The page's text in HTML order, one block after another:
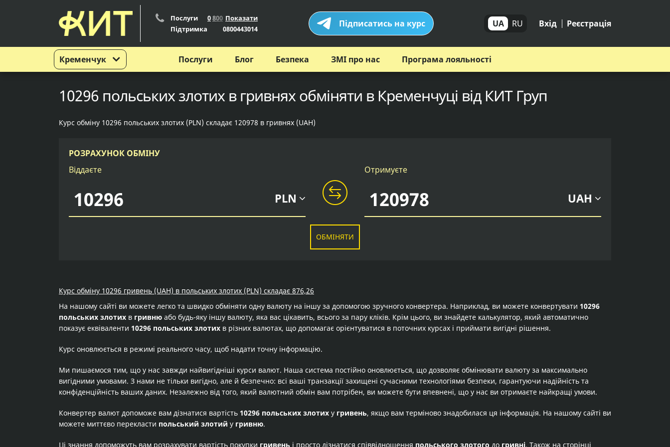
Кременчук
Послуги 0800 Показати
Підтримка
0800443014 Підписатись на курс UA RU Вхід Реєстрація
Послуги Блог Безпека ЗМІ про нас Програма лояльності
10296 польських злотих в гривнях обміняти в Кременчуці від КИТ Груп
Курс обміну 10296 польських злотих (PLN) складає 120978 в гривнях (UAH)
РОЗРАХУНОК ОБМІНУ
Віддаєте
PLN
Отримуєте
UAH
ОБМІНЯТИ
Курс обміну 10296 гривень (UAH) в польських злотих (PLN) складає 876,26
На нашому сайті ви можете легко та швидко обміняти одну валюту на іншу за допомогою зручного конвертера. Наприклад, ви можете конвертувати 10296
польських злотих в гривню або будь-яку іншу валюту, яка вас цікавить, всього за пару кліків. Крім цього, ви знайдете калькулятор, який автоматично
показує еквіваленти 10296 польських злотих в різних валютах, що допомагає орієнтуватися в поточних курсах і приймати вигідні рішення.
Курс оновлюється в режимі реального часу, щоб надати точну інформацію.
Ми пишаємося тим, що у нас завжди найвигідніші курси валют. Наша система постійно оновлюється, що дозволяє обмінювати валюту за максимально
вигідними умовами. З нами не тільки вигідно, але й безпечно: всі ваші транзакції захищені сучасними технологіями безпеки, гарантуючи надійність та
конфіденційність ваших даних. Незалежно від того, який валютний обмін вам потрібен, ви можете бути впевнені, що у нас ви отримаєте найкращі умови.
Конвертер валют допоможе вам дізнатися вартість 10296 польських злотих у гривень, якщо вам терміново знадобилася ця інформація. На нашому сайті ви
можете миттєво перекласти польський злотий у гривню.
Ці знання допоможуть вам розрахувати вартість покупки гривень і просто дізнатися співвідношення польського злотого до гривні. Також на сторінці